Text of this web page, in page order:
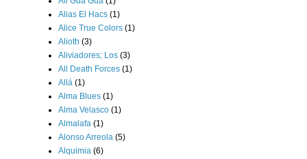
Alias El Hacs (1)
Alice True Colors (1)
Alioth (3)
Aliviadores; Los (3)
All Death Forces (1)
Allá (1)
Alma Blues (1)
Alma Velasco (1)
Almalafa (1)
Alonso Arreola (5)
Alquimia (6)